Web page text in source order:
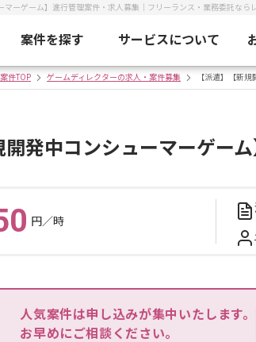
マーゲーム】進行管理案件・求人募集｜フリーランス・業務委託なら
案件を探す サービスについて
件TOP ゲームディレクターの求人・案件募集 【派遣】【新
開発中コンシューマーゲー
円／時
人気案件は申し込みが集中いたします。
お早めにご相談ください。